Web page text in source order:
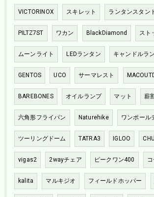
VICTORINOX スキレット ランタンスタン
PILTZ7ST ワカン BlackDiamond スト
ムーンライト LEDランタン キャンドルラ
GENTOS UCO サーマレスト
BAREBONES オイルランプ マット 薪
六角形フライパン Naturehike ワンポール
ツーリングドーム TATRA3 IGLOO
vigas2 2wayチェア ピークワン400
kalita マルキジオ フィールドホッパー